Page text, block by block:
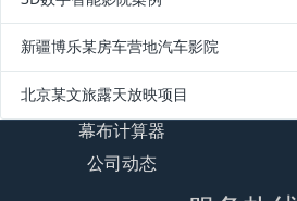
新疆博乐某房车营地汽车影院
北京某文旅露天放映项目
幕布计算器
公司动态